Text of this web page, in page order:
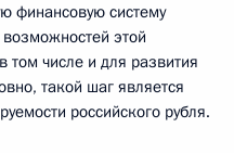
финансовую систему
этой
числе и для развития
такой шаг является
российского рубля.